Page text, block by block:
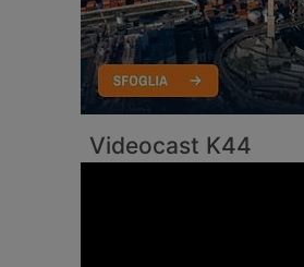
Videocast K44